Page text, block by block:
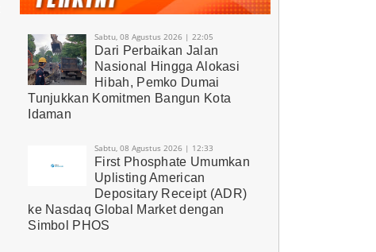
Sabtu, 08 Agustus 2026 | 22:05
Dari Perbaikan Jalan
Nasional Hingga Alokasi
Hibah, Pemko Dumai
Tunjukkan Komitmen Bangun Kota
Idaman
Sabtu, 08 Agustus 2026 | 12:33
First Phosphate Umumkan
Uplisting American
Depositary Receipt (ADR)
ke Nasdaq Global Market dengan
Simbol PHOS